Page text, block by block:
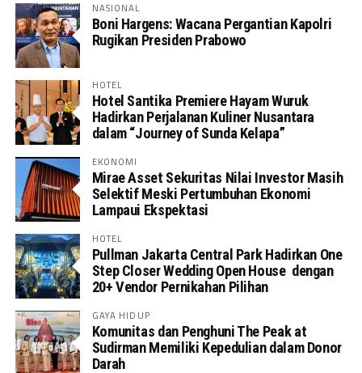
NASIONAL
Boni Hargens: Wacana Pergantian Kapolri
Rugikan Presiden Prabowo
HOTEL
Hotel Santika Premiere Hayam Wuruk
Hadirkan Perjalanan Kuliner Nusantara
dalam “Journey of Sunda Kelapa”
EKONOMI
Mirae Asset Sekuritas Nilai Investor Masih
Selektif Meski Pertumbuhan Ekonomi
Lampaui Ekspektasi
HOTEL
Pullman Jakarta Central Park Hadirkan One
Step Closer Wedding Open House dengan
20+ Vendor Pernikahan Pilihan
GAYA HIDUP
Komunitas dan Penghuni The Peak at
Sudirman Memiliki Kepedulian dalam Donor
Darah